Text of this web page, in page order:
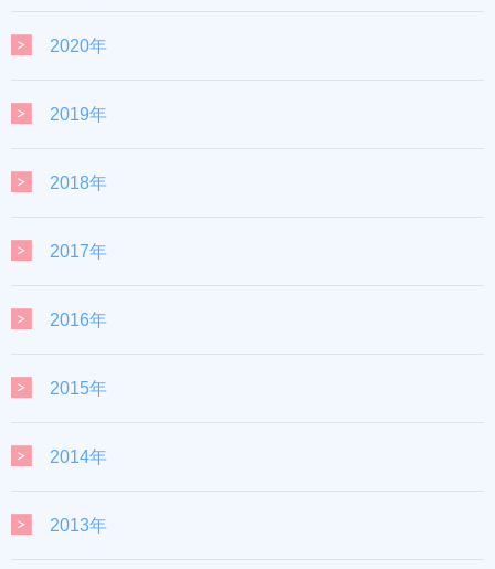
2020年
2019年
2018年
2017年
2016年
2015年
2014年
2013年